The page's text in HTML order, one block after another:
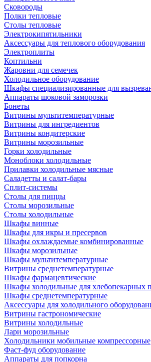
Сковороды
Полки тепловые
Столы тепловые
Электрокипятильники
Аксессуары для теплового оборудования
Электроплиты
Коптильни
Жаровни для семечек
Холодильное оборудование
Шкафы специализированные для
Аппараты шоковой заморозки
Бонеты
Витрины мультитемпературные
Витрины для ингредиентов
Витрины кондитерские
Витрины морозильные
Горки холодильные
Моноблоки холодильные
Прилавки холодильные мясные
Саладетты и салат-бары
Сплит-системы
Столы для пиццы
Столы морозильные
Столы холодильные
Шкафы винные
Шкафы для икры и пресервов
Шкафы охлаждаемые комбинированные
Шкафы морозильные
Шкафы мультитемпературные
Витрины среднетемпературные
Шкафы фармацевтические
Шкафы холодильные для хлебопекарных
Шкафы среднетемпературные
Аксессуары для холодильного
Витрины гастрономические
Витрины холодильные
Лари морозильные
Холодильники мобильные компрессорные
Фаст-фуд оборудование
Аппараты для попкорна